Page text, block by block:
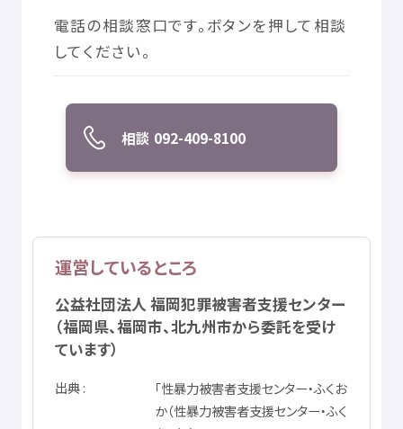
電話の相談窓口です。ボタンを押 して 相談
してください。
相談 092-409-8100
運営しているところ
公益社団法人福岡犯罪被害者支援センター
（福岡県、福岡市、北九州市から委託を受け
ています）
出典 「性暴力被害者支援センター・ふくお
か（性暴力被害者支援センター・ふく